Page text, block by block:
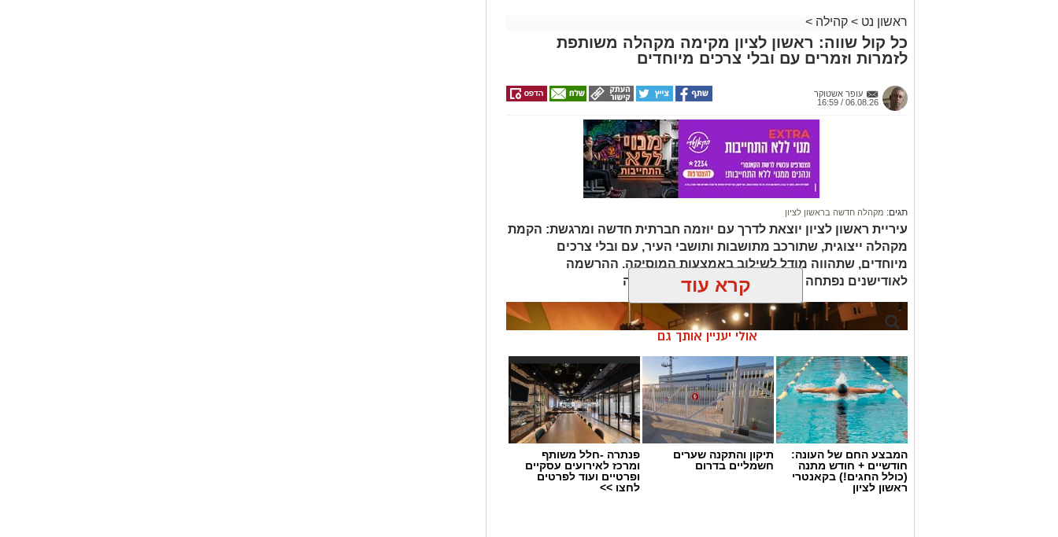
ראשון נט > קהילה >
כל קול שווה: ראשון לציון מקימה מקהלה משותפת
לזמרות וזמרים עם ובלי צרכים מיוחדים
עופר אשטוקר
06.08.26 / 16:59
תגים: מקהלה חדשה בראשון לציון
עיריית ראשון לציון יוצאת לדרך עם יוזמה חברתית חדשה ומרגשת: הקמת
מקהלה ייצוגית, שתורכב מתושבות ותושבי העיר, עם ובלי צרכים
מיוחדים, שתהווה מודל לשילוב באמצעות המוסיקה. ההרשמה
לאודישנים נפתחה לתושבות ותושבים בני 21 ומעלה
קרא עוד
אולי יעניין אותך גם
המבצע החם של העונה:
חודשיים + חודש מתנה
(כולל החגים!) בקאנטרי
ראשון לציון
תיקון והתקנה שערים
חשמליים בדרום
פנתרה -חלל משותף
ומרכז לאירועים עסקיים
ופרטיים ועוד לפרטים
לחצו >>